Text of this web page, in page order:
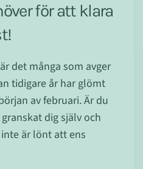
för att klara
det många som avger
tidigare år har glömt
av februari. Är du
dig själv och
är lönt att ens